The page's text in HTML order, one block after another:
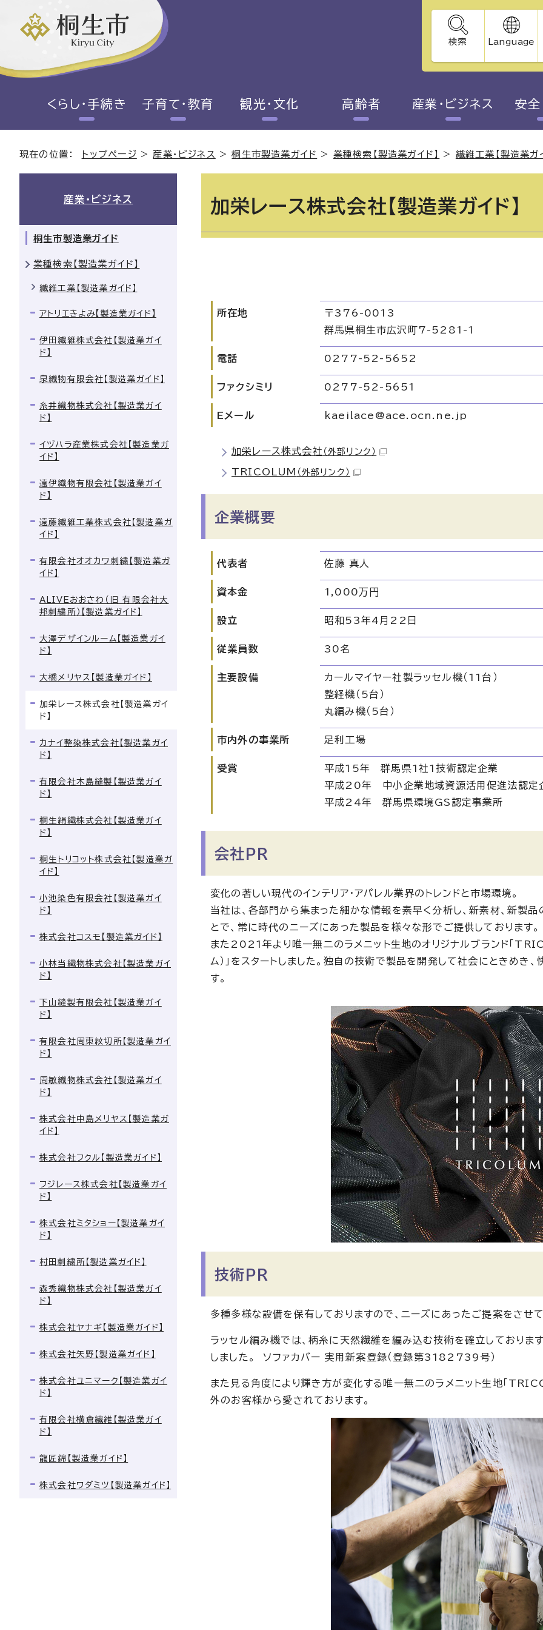
検索 Language
くらし・手続き 子育て・教育 観光・文化 高齢者 産業・ビジネス 安全
現在の位置： トップページ > 産業・ビジネス >桐生市製造業ガイド > 業種検索【製造業ガイド】 > 繊維工業【製造業ガ
加栄レース株式会社【製造業ガイド】
所在地
〒376-0013
群馬県桐生市広沢町7-5281-1
電話 0277-52-5652
ファクシミリ 0277-52-5651
Eメール kaeilace@ace.ocn.ne.jp
加栄レース株式会社 （外部リンク）
TRICOLUM （外部リンク）
企業概要
代表者 佐藤 真人
資本金 1,000万円
設立 昭和53年4月22日
従業員数 30名
主要設備
カールマイヤー社製ラッセル機（11台）
整経機（5台）
丸編み機（5台）
市内外の事業所 足利工場
受賞
平成15年 群馬県1社1技術認定企業
平成20年 中小企業地域資源活用促進法認定
平成24年 群馬県環境GS認定事業所
会社PR
変化の著しい現代のインテリア・アパレル業界のトレンドと市場環境。
当社は、各部門から集まった細かな情報を素早く分析し、新素材、新製
とで、常に時代のニーズにあった製品を様々な形でご提供しております。
また2021年より唯一無二のラメニット生地のオリジナルブランド「
ム）」をスタートしました。独自の技術で製品を開発して社会にときめき
す。
技術PR
多種多様な設備を保有しておりますので、ニーズにあったご提案をさせ
ラッセル編み機では、柄糸に天然繊維を編み込む技術を確立しておりま
しました。 ソファカバー 実用新案登録（登録第3182739号）
また見る角度により輝き方が変化する唯一無二のラメニット生地「
外のお客様から愛されております。
産業・ビジネス
桐生市製造業ガイド
業種検索【製造業ガイド】
繊維工業【製造業ガイド】
アトリエきよみ【製造業ガイド】
伊田繊維株式会社【製造業ガイ
ド】
泉織物有限会社【製造業ガイド】
糸井織物株式会社【製造業ガイ
ド】
イヅハラ産業株式会社【製造業ガ
イド】
遠伊織物有限会社【製造業ガイ
ド】
遠藤繊維工業株式会社【製造業ガ
イド】
有限会社オオカワ刺繍【製造業ガ
イド】
ALIVEおおさわ（旧 有限会社大
邦刺繍所）【製造業ガイド】
大澤デザインルーム【製造業ガイ
ド】
大橋メリヤス【製造業ガイド】
加栄レース株式会社【製造業ガイ
ド】
カナイ整染株式会社【製造業ガイ
ド】
有限会社木島縫製【製造業ガイ
ド】
桐生絹織株式会社【製造業ガイ
ド】
桐生トリコット株式会社【製造業ガ
イド】
小池染色有限会社【製造業ガイ
ド】
株式会社コスモ【製造業ガイド】
小林当織物株式会社【製造業ガイ
ド】
下山縫製有限会社【製造業ガイ
ド】
有限会社周東紋切所【製造業ガイ
ド】
周敏織物株式会社【製造業ガイ
ド】
株式会社中島メリヤス【製造業ガ
イド】
株式会社フクル【製造業ガイド】
フジレース株式会社【製造業ガイ
ド】
株式会社ミタショー【製造業ガイ
ド】
村田刺繍所【製造業ガイド】
森秀織物株式会社【製造業ガイ
ド】
株式会社ヤナギ【製造業ガイド】
株式会社矢野【製造業ガイド】
株式会社ユニマーク【製造業ガイ
ド】
有限会社横倉繊維【製造業ガイ
ド】
龍匠錦【製造業ガイド】
株式会社ワダミツ【製造業ガイド】